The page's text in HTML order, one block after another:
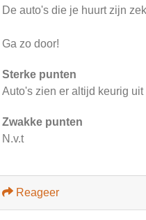
De auto's die je huurt zijn
Ga zo door!
Sterke punten
Auto's zien er altijd keurig uit
Zwakke punten
N.v.t
Reageer